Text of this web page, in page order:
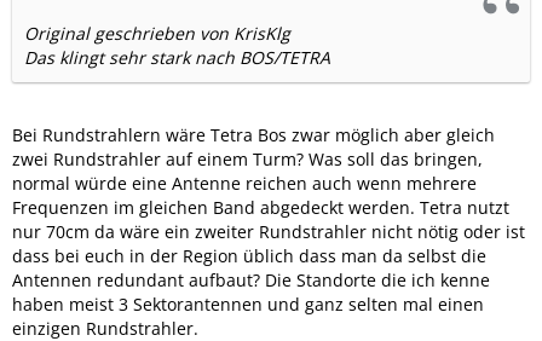
Original geschrieben von KrisKlg
Das klingt sehr stark nach BOS/TETRA
Bei Rundstrahlern wäre Tetra Bos zwar möglich aber gleich
zwei Rundstrahler auf einem Turm? Was soll das bringen,
normal würde eine Antenne reichen auch wenn mehrere
Frequenzen im gleichen Band abgedeckt werden. Tetra nutzt
nur 70cm da wäre ein zweiter Rundstrahler nicht nötig oder ist
dass bei euch in der Region üblich dass man da selbst die
Antennen redundant aufbaut? Die Standorte die ich kenne
haben meist 3 Sektorantennen und ganz selten mal einen
einzigen Rundstrahler.